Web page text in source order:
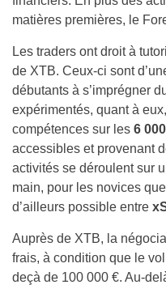
matières premières, le
Les traders ont droit à
de XTB. Ceux-ci sont
débutants à s’imprégner
expérimentés, quant à
compétences sur les 6
accessibles et provenant
activités se déroulent sur
main, pour les novices
d’ailleurs possible entre
Auprès de XTB, la
frais, à condition que le
deçà de 100 000 €. Au-